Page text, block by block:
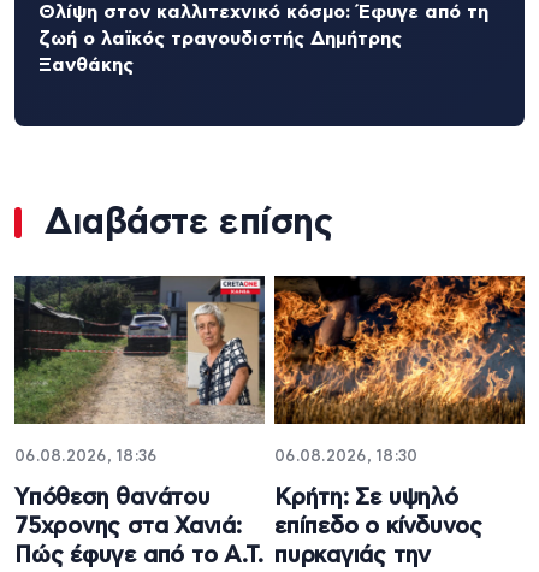
Θλίψη στον καλλιτεχνικό κόσμο: Έφυγε από τη
ζωή ο λαϊκός τραγουδιστής Δημήτρης
Ξανθάκης
Διαβάστε επίσης
06.08.2026, 18:36
Υπόθεση θανάτου
75χρονης στα Χανιά:
Πώς έφυγε από το Α.Τ.
06.08.2026, 18:30
Κρήτη: Σε υψηλό
επίπεδο ο κίνδυνος
πυρκαγιάς την